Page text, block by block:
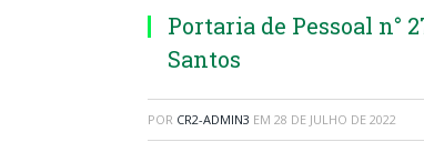
Portaria de Pessoal n°
Santos
POR CR2-ADMIN3 EM 28 DE JULHO DE 2022